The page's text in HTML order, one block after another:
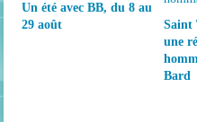
Un été avec BB, du 8 au
29 août
Saint
une
Bard